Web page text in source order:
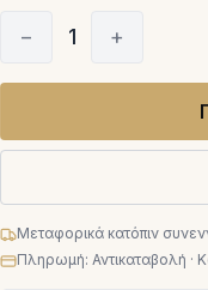
− 1 +
Μεταφορικά κατόπιν
Πληρωμή: Αντικαταβολή ·